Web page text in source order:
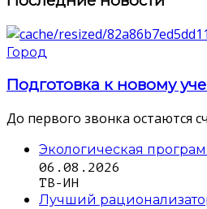
Город
Подготовка к новому
До первого звонка остаются
Экологическая
06.08.2026
ТВ-ИН
Лучший